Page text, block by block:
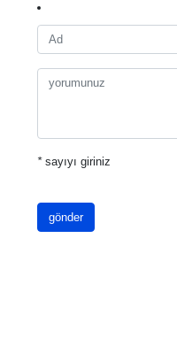
*sayıyı giriniz
gönder